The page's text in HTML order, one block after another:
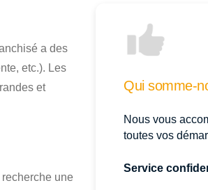
a des
etc.). Les
et
une
Qui somme-
Nous vous
toutes vos
Service